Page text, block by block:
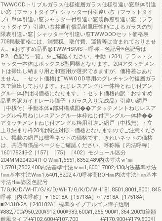
TWWOODトリプルガラス仕様複層ガラス仕様引違い窓単体引違
い窓（フラットタイプ）シャッター付引違い窓（フラットタイ
プ）単体引違い窓シャッター付引違い窓装飾窓引違い窓（フラ
ットタイプ）引違い窓共通有償品耐風圧性能によるガラスの制
限表引違い窓│シャッター付引違い窓TWWOODセット価格表
708掲載価格には、消費税、取付費、運賃等は含まれておりませ
ん。●おすすめ品番@TWWHSMS－呼称－色記号※色記号は
P.2「色記号一覧」をご確認ください。手動（204）テラス・シ
ャッター本体はボックスS型同梱となります。204アタッチメン
トは掃出し納まり用と和室用が選択できますが、価格差はあり
ません。・セット価格はTWWOOD専用のグレチャン付複層ガラ
スで算出しております。ねじレスアングル一体枠とねじ付アン
グル一体枠は同価格になります。：セット価格内訳：おすすめ
品番内訳ガイドレール障子（ガラス入り完成品）引違い網戸
（中桟付）手動本体●部材構成図��アタッチメントねじレスア
ングル枠用ねじレスアングル一体枠ねじ付アングル一体枠��
アタッチメントねじ付アングル枠用引違い網戸（中桟無）・立
上り納まり枠204は特注対応・価格となりますのでご注意くださ
い。掲載の網戸は標準ネットの価格です。きれいネットの価格
は、共通有償品ページをご確認ください。呼称幅［内法呼称］
160178243-2［157］［75］［402］モジュール区分
204MM204204ＲＯＷ㎜1,6551,8352,489内法寸法ｗ’㎜
1,5701,7502,400内法基準寸法ｗ㎜1,6001,7802,430内法基準寸法
h㎜基本寸法W㎜1,6401,8202,470呼称高ROH㎜内法寸法h'㎜基本
寸法H㎜姿図色記号
T/G/K/D/WHT/G/K/D/WHT/G/K/D/WH181,8501,8001,8001,845
呼称［内法呼称］▼16018A［15718A］○17818A［17518A］
■24318-2A［240182A］標準タイプアルゴン障子透明
¥882,700¥950,200¥912,000¥983,600¥1,265,900¥1,364,200加算額
耐風タイプ+¥102,600+¥107,700＿＿＿＿+¥170,900+¥179,500引